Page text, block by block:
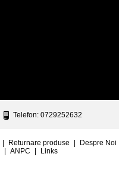
Telefon: 0729252632
Returnare produse
Despre Noi
ANPC Links